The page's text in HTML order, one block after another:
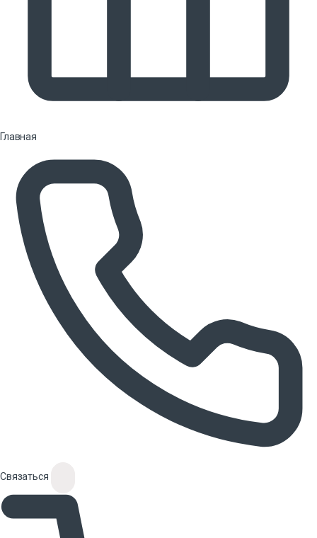
Главная
Связаться